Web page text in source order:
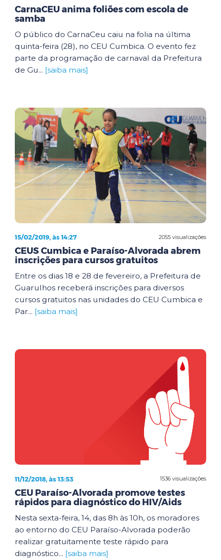
CarnaCEU anima foliões com escola de
samba
O público do CarnaCeu caiu na folia na última
quinta-feira (28), no CEU Cumbica. O evento fez
parte da programação de carnaval da Prefeitura
de Gu... [saiba mais]
2055 visualizações
15/02/2019, às 14:27
CEUS Cumbica e Paraíso-Alvorada abrem
inscrições para cursos gratuitos
Entre os dias 18 e 28 de fevereiro, a Prefeitura de
Guarulhos receberá inscrições para diversos
cursos gratuitos nas unidades do CEU Cumbica e
Par... [saiba mais]
1536 visualizações
11/12/2018, às 13:53
CEU Paraíso-Alvorada promove testes
rápidos para diagnóstico do HIV/Aids
Nesta sexta-feira, 14, das 8h às 10h, os moradores
ao entorno do CEU Paraíso-Alvorada poderão
realizar gratuitamente teste rápido para
diagnóstico... [saiba mais]